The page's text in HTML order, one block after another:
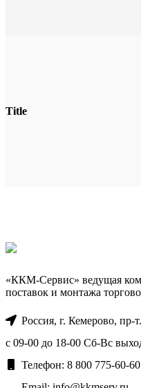
Title
«ККМ-Сервис» ведущая
поставок и монтажа
Россия, г. Кемерово, пр-
с 09-00 до 18-00 Сб-Вс
Телефон: 8 800 775-60-60